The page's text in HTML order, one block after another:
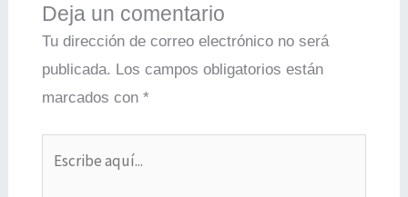
Deja un comentario
Tu dirección de correo electrónico no será
publicada. Los campos obligatorios están
marcados con *